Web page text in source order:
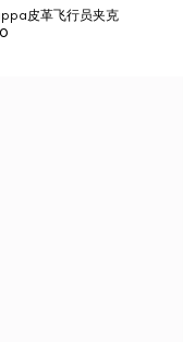
皮革飞行员夹克